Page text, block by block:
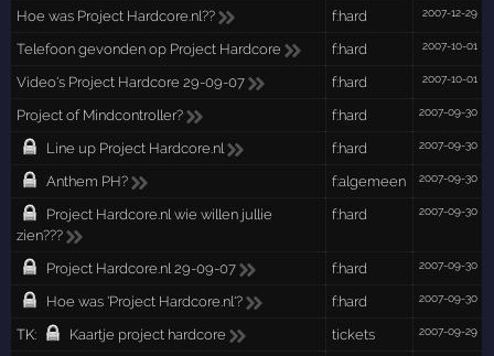
Hoe was Project Hardcore.nl?? f:hard 2007-12-29
Telefoon gevonden op Project Hardcore f:hard 2007-10-01
Video's Project Hardcore 29-09-07 f:hard 2007-10-01
Project of Mindcontroller? f:hard 2007-09-30
Line up Project Hardcore.nl f:hard 2007-09-30
Anthem PH? f:algemeen 2007-09-30
Project Hardcore.nl wie willen jullie
zien???
f:hard 2007-09-30
Project Hardcore.nl 29-09-07 f:hard 2007-09-30
Hoe was 'Project Hardcore.nl'? f:hard 2007-09-30
TK: Kaartje project hardcore tickets 2007-09-29